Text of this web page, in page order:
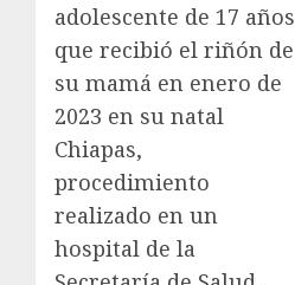
adolescente de 17 años
que recibió el riñón de
su mamá en enero de
2023 en su natal
Chiapas,
procedimiento
realizado en un
hospital de la